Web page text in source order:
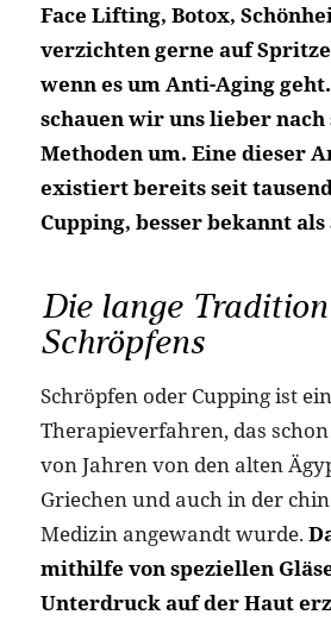
Face Lifting, Botox,
verzichten gerne auf
wenn es um Anti-Aging
schauen wir uns lieber
Methoden um. Eine dieser
existiert bereits seit
Cupping, besser bekannt
Die lange
Schröpfens
Schröpfen oder Cupping ist
Therapieverfahren, das
von Jahren von den alten
Griechen und auch in der
Medizin angewandt wurde.
mithilfe von speziellen
Unterdruck auf der Haut